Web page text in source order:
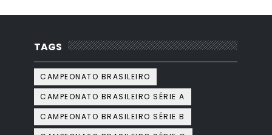
TAGS
CAMPEONATO BRASILEIRO
CAMPEONATO BRASILEIRO SÉRIE A
CAMPEONATO BRASILEIRO SÉRIE B